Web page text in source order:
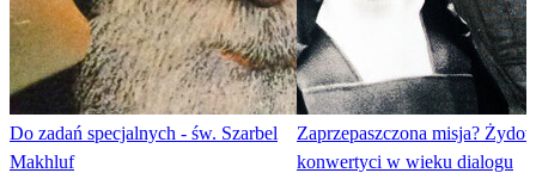
Do zadań specjalnych - św. Szarbel
Makhluf
Zaprzepaszczona misja?
konwertyci w wieku dialogu